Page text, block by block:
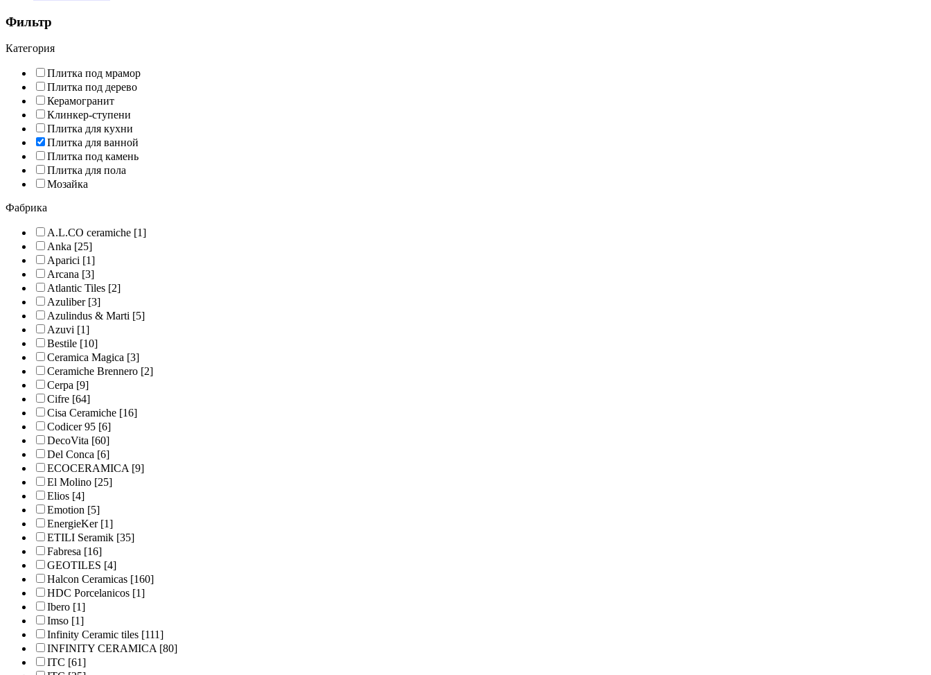
Фильтр
Категория
Плитка под мрамор
Плитка под дерево
Керамогранит
Клинкер-ступени
Плитка для кухни
Плитка для ванной
Плитка под камень
Плитка для пола
Мозайка
Фабрика
A.L.CO ceramiche [1]
Anka [25]
Aparici [1]
Arcana [3]
Atlantic Tiles [2]
Azuliber[3]
Azulindus & Marti [5]
Azuvi [1]
Bestile [10]
Ceramica Magica [3]
Ceramiche Brennero [2]
Cerpa [9]
Cifre [64]
Cisa Ceramiche [16]
Codicer 95 [6]
DecoVita [60]
Del Conca [6]
ECOCERAMICA[9]
El Molino [25]
Elios [4]
Emotion [5]
EnergieKer[1]
ETILI Seramik [35]
Fabresa [16]
GEOTILES [4]
Halcon Ceramicas [160]
HDC Porcelanicos [1]
Ibero [1]
Imso [1]
Infinity Ceramic tiles [111]
INFINITY CERAMICA[80]
ITC [61]